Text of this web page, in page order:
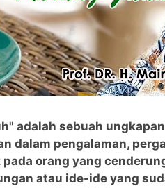
adalah sebuah
dalam pengalaman,
orang yang
atau ide-ide yang